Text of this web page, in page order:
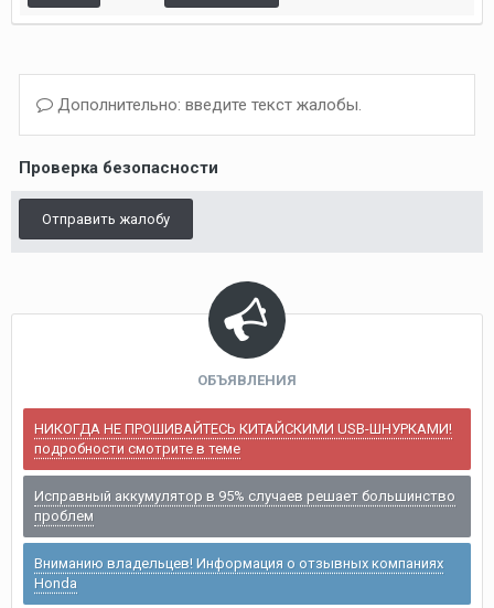
Дополнительно: введите текст жалобы.
Проверка безопасности
Отправить жалобу
ОБЪЯВЛЕНИЯ
НИКОГДА НЕ ПРОШИВАЙТЕСЬ КИТАЙСКИМИ USB-ШНУРКАМИ!
подробности смотрите в теме
Исправный аккумулятор в 95% случаев решает большинство
проблем
Вниманию владельцев! Информация о отзывных компаниях
Honda